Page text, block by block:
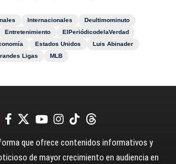
Internacionales
Deultimominuto
Entretenimiento
ElPeriódicodelaVerdad
Estados Unidos
Luis Abinader
Ligas MLB
que ofrece contenidos informativos y
de mayor crecimiento en audiencia en